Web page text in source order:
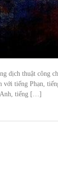
dịch thuật công
với tiếng Phạn,
Anh, tiếng […]